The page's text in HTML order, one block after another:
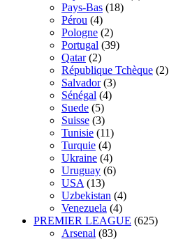
Pays-Bas (18)
Pérou (4)
Pologne (2)
Portugal (39)
Qatar (2)
République Tchèque (2)
Salvador (3)
Sénégal (4)
Suede (5)
Suisse (3)
Tunisie (11)
Turquie (4)
Ukraine (4)
Uruguay (6)
USA (13)
Uzbekistan (4)
Venezuela (4)
PREMIER LEAGUE (625)
Arsenal (83)